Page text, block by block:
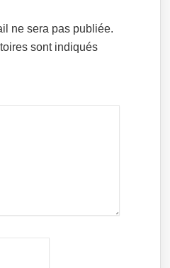
ne sera pas publiée.
sont indiqués